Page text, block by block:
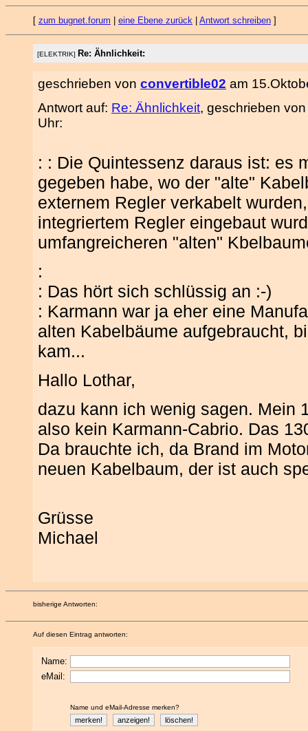
[ zum bugnet.forum eine Ebene zurück Antwort schreiben ]
[ELEKTRIK] Re: Ähnlichkeit:
geschrieben von convertible02 am
Antwort auf: Re: Ähnlichkeit, geschrieben
Uhr:
: : Die Quintessenz daraus ist: es
gegeben habe, wo der "alte"
externem Regler verkabelt
integriertem Regler eingebaut
umfangreicheren "alten"
:
: Das hört sich schlüssig an :-)
: Karmann war ja eher eine
alten Kabelbäume aufgebraucht,
kam...
Hallo Lothar,
dazu kann ich wenig sagen. Mein
also kein Karmann-Cabrio. Das
Da brauchte ich, da Brand im
neuen Kabelbaum, der ist auch
Grüsse
Michael
bisherige Antworten:
Auf diesen Eintrag antworten:
Name:
eMail:
Name und eMail-Adresse merken?